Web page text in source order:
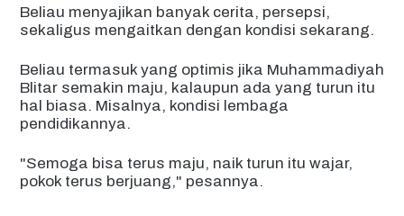
Beliau menyajikan banyak cerita, persepsi,
sekaligus mengaitkan dengan kondisi sekarang.
Beliau termasuk yang optimis jika Muhammadiyah
Blitar semakin maju, kalaupun ada yang turun itu
hal biasa. Misalnya, kondisi lembaga
pendidikannya.
"Semoga bisa terus maju, naik turun itu wajar,
pokok terus berjuang," pesannya.